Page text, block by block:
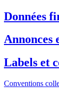
Données
Annonces
Labels et
Conventions